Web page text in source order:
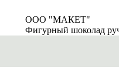
ООО "МАКЕТ"
Фигурный шоколад